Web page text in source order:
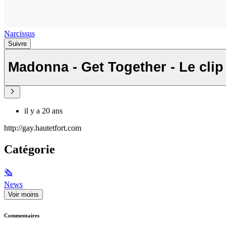
Narcissus
Suivre
Madonna - Get Together - Le
il y a 20 ans
http://gay.hautetfort.com
Catégorie
🗞
News
Voir moins
Commentaires